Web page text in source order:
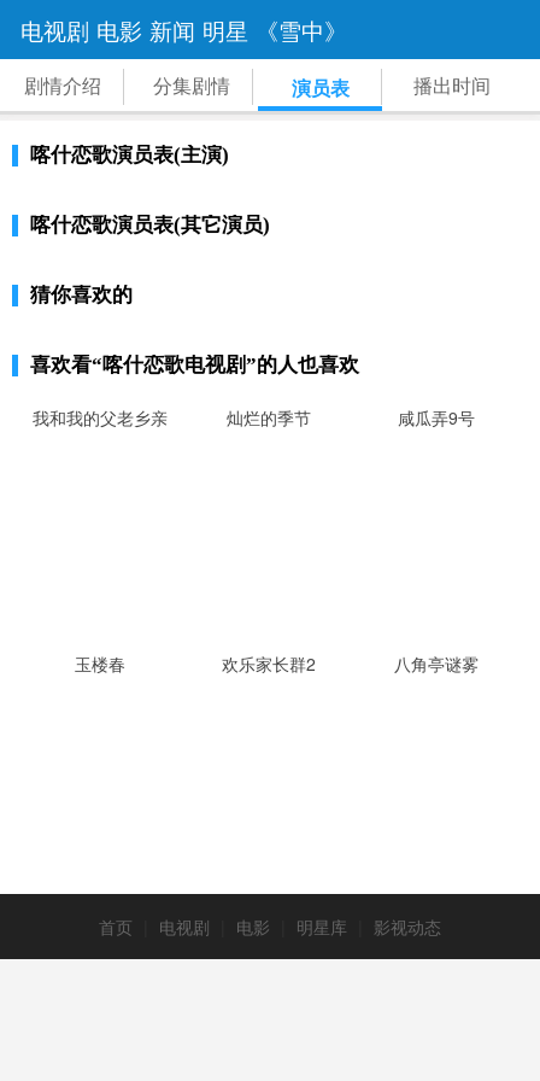
电视剧 电影 新闻 明星 《雪中》
剧情介绍 分集剧情 演员表 播出时间
喀什恋歌演员表(主演)
喀什恋歌演员表(其它演员)
猜你喜欢的
喜欢看“喀什恋歌电视剧”的人也喜欢
我和我的父老乡亲 灿烂的季节 咸瓜弄9号
玉楼春 欢乐家长群2 八角亭谜雾
首页 电视剧 电影 明星库 影视动态